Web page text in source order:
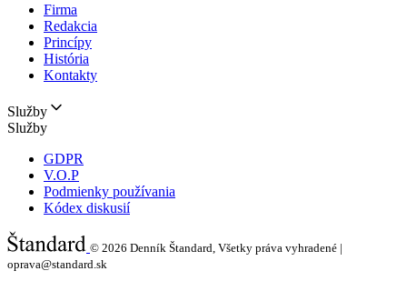
Firma
Redakcia
Princípy
História
Kontakty
Služby
Služby
GDPR
V.O.P
Podmienky používania
Kódex diskusií
© 2026 Denník Štandard, Všetky práva vyhradené |
oprava@standard.sk